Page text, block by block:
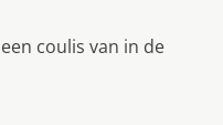
coulis van in de